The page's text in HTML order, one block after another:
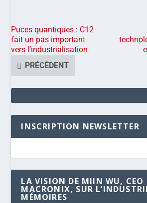
Puces quantiques : C12
fait un pas important
vers l’industrialisation
PRÉCÉDENT
INSCRIPTION NEWSLETTER
LA VISION DE MIIN WU, CEO
MACRONIX, SUR
MÉMOIRES